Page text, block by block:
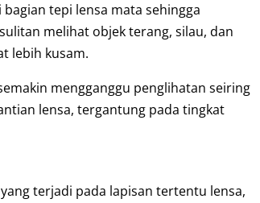
tepi lensa mata sehingga
melihat objek terang, silau, dan
lebih kusam.
mengganggu penglihatan seiring
lensa, tergantung pada tingkat
terjadi pada lapisan tertentu lensa,